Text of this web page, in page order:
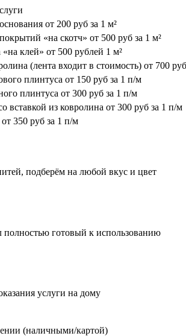
от 200 руб за 1 м²
«на скотч» от 500 руб за 1 м²
«на клей» от 500 рублей 1 м²
(лента входит в стоимость) от 700
плинтуса от 150 руб за 1 п/м
плинтуса от 300 руб за 1 п/м
вставкой из ковролина от 300 руб за 1 п/м
от 350 руб за 1 п/м
подберём на любой вкус и цвет
полностью готовый к использованию
услуги на дому
(наличными/картой)